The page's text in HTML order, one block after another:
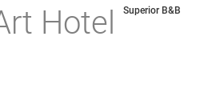
Hotel Superior B&B